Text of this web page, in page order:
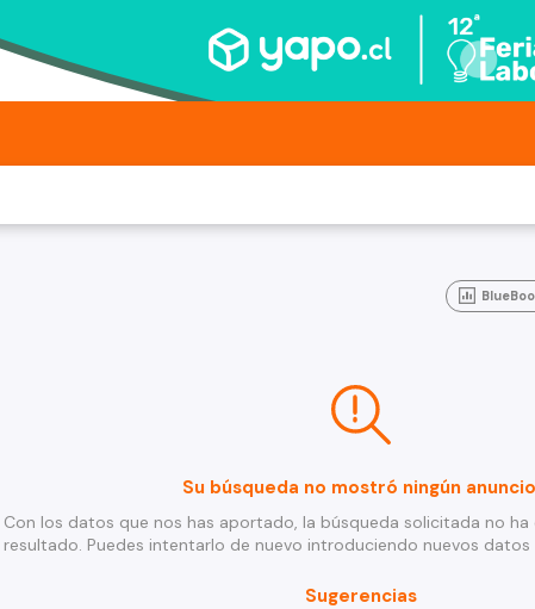
Su búsqueda no mostró ningún
Con los datos que nos has aportado, la búsqueda solicitada no
resultado. Puedes intentarlo de nuevo introduciendo nuevos datos
Sugerencias